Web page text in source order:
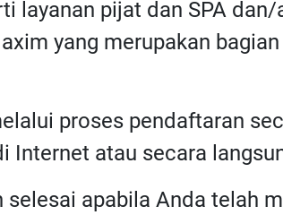
layanan pijat dan SPA dan/
yang merupakan
proses pendaftaran
atau secara
apabila Anda telah